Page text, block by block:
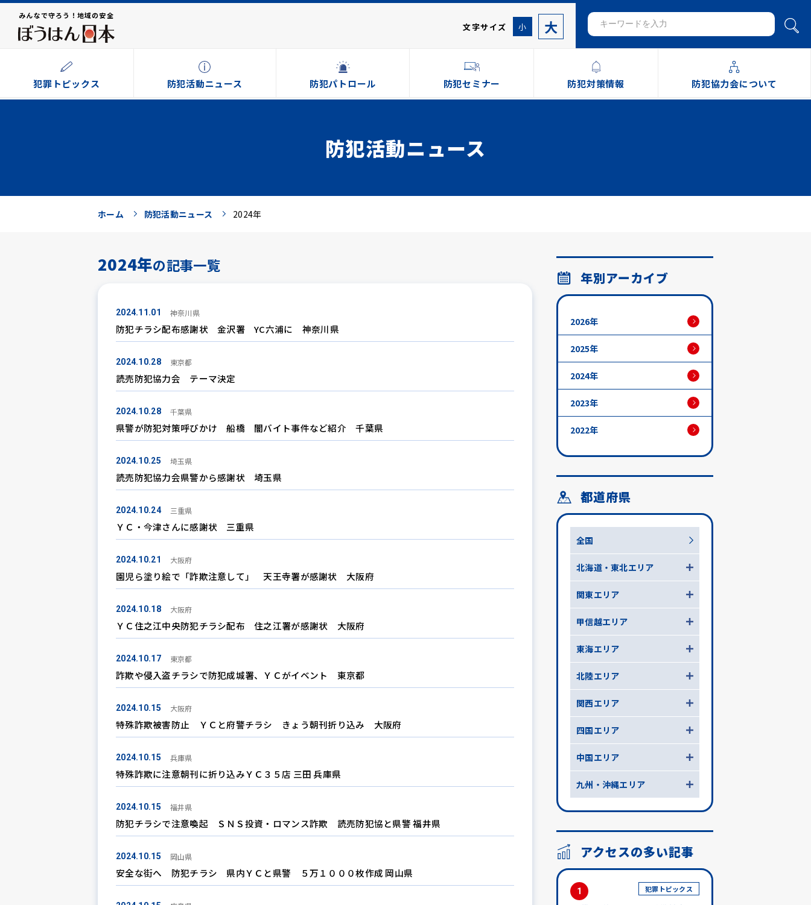
みんなで守ろう！地域の安全
文字サイズ 小 大
犯罪トピックス 防犯活動ニュース 防犯パトロール 防犯セミナー 防犯対策情報 防犯協力会について
防犯活動ニュース
ホーム 防犯活動ニュース 2024年
2024年の記事一覧
2024.11.01 神奈川県
防犯チラシ配布感謝状 金沢署 YC六浦に 神奈川県
2024.10.28 東京都
読売防犯協力会 テーマ決定
2024.10.28 千葉県
県警が防犯対策呼びかけ 船橋 闇バイト事件など紹介 千葉県
2024.10.25 埼玉県
読売防犯協力会県警から感謝状 埼玉県
2024.10.24 三重県
ＹＣ・今津さんに感謝状 三重県
2024.10.21 大阪府
園児ら塗り絵で「詐欺注意して」 天王寺署が感謝状 大阪府
2024.10.18 大阪府
ＹＣ住之江中央防犯チラシ配布 住之江署が感謝状 大阪府
2024.10.17 東京都
詐欺や侵入盗チラシで防犯成城署、ＹＣがイベント 東京都
2024.10.15 大阪府
特殊詐欺被害防止 ＹＣと府警チラシ きょう朝刊折り込み 大阪府
2024.10.15 兵庫県
特殊詐欺に注意朝刊に折り込みＹＣ３５店 三田 兵庫県
2024.10.15 福井県
防犯チラシで注意喚起 ＳＮＳ投資・ロマンス詐欺 読売防犯協と県警 福井県
2024.10.15 岡山県
安全な街へ 防犯チラシ 県内ＹＣと県警 ５万１０００枚作成 岡山県
年別アーカイブ
2026年
2025年
2024年
2023年
2022年
都道府県
全国
北海道・東北エリア
関東エリア
甲信越エリア
東海エリア
北陸エリア
関西エリア
四国エリア
中国エリア
九州・沖縄エリア
アクセスの多い記事
1 犯罪トピックス